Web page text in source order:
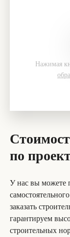
Нажимая
по
У нас вы можете
заказать
гарантируем
строительных